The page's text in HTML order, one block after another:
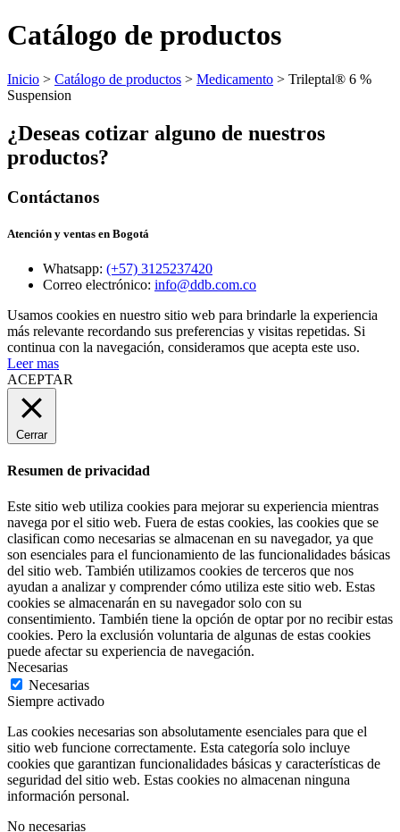
Catálogo de productos
Inicio > Catálogo de productos > Medicamento > Trileptal® 6 %
Suspension
¿Deseas cotizar alguno de nuestros
productos?
Contáctanos
Atención y ventas en Bogotá
Whatsapp: (+57) 3125237420
Correo electrónico: info@ddb.com.co
Usamos cookies en nuestro sitio web para brindarle la experiencia
más relevante recordando sus preferencias y visitas repetidas. Si
continua con la navegación, consideramos que acepta este uso.
Leer mas
ACEPTAR
Cerrar
Resumen de privacidad
Este sitio web utiliza cookies para mejorar su experiencia mientras
navega por el sitio web. Fuera de estas cookies, las cookies que se
clasifican como necesarias se almacenan en su navegador, ya que
son esenciales para el funcionamiento de las funcionalidades básicas
del sitio web. También utilizamos cookies de terceros que nos
ayudan a analizar y comprender cómo utiliza este sitio web. Estas
cookies se almacenarán en su navegador solo con su
consentimiento. También tiene la opción de optar por no recibir estas
cookies. Pero la exclusión voluntaria de algunas de estas cookies
puede afectar su experiencia de navegación.
Necesarias
Necesarias
Siempre activado
Las cookies necesarias son absolutamente esenciales para que el
sitio web funcione correctamente. Esta categoría solo incluye
cookies que garantizan funcionalidades básicas y características de
seguridad del sitio web. Estas cookies no almacenan ninguna
información personal.
No necesarias